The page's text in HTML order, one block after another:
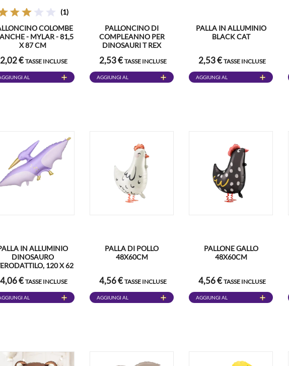
(1)
COLOMBE
- MYLAR - 81,5
X 87 CM
2,02 €TASSE INCLUSE
AL
PALLONCINO DI
COMPLEANNO PER
DINOSAURI T REX
2,53 €TASSE INCLUSE
AGGIUNGI AL
PALLA IN ALLUMINIO
BLACK CAT
2,53 €TASSE INCLUSE
AGGIUNGI AL
IN ALLUMINIO
DINOSAURO
120 X 62
4,06 €TASSE INCLUSE
AL
PALLA DI POLLO
48X60CM
4,56 €TASSE INCLUSE
AGGIUNGI AL
PALLONE GALLO
48X60CM
4,56 €TASSE INCLUSE
AGGIUNGI AL